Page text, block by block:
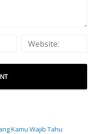
Kamu Wajib Tahu